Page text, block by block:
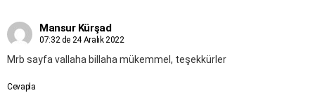
Mansur Kürşad
07:32 de 24 Aralık 2022
Mrb sayfa vallaha billaha mükemmel, teşekkürler
Cevapla